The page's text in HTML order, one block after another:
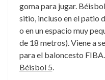
goma para jugar.
sitio, incluso en el patio
o en un espacio muy
de 18 metros). Viene a
para el baloncesto FIBA.
Béisbol 5